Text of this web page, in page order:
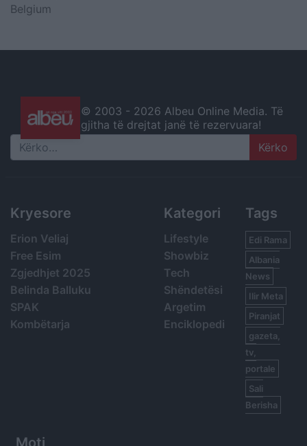
Belgium
© 2003 - 2026 Albeu Online Media. Të
gjitha të drejtat janë të rezervuara!
Search
Kryesore
Erion Veliaj
Free Esim
Zgjedhjet 2025
Belinda Balluku
SPAK
Kombëtarja
Kategori
Lifestyle
Showbiz
Tech
Shëndetësi
Argetim
Enciklopedi
Tags
Edi Rama
Albania
News
Ilir Meta
Piranjat
gazeta,
tv,
portale
Sali
Berisha
Moti